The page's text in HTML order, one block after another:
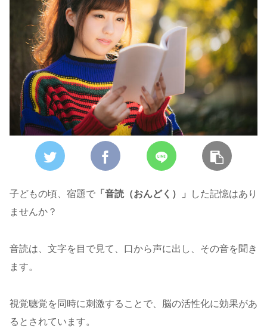
子どもの頃、宿題で 「音読（おんどく）」
した記憶はあり
ませんか？
音読は、文字を目で見て、口から声に出し、その音を聞き
ます。
視覚聴覚を同時に刺激することで、脳の活性化に効果があ
るとされています。